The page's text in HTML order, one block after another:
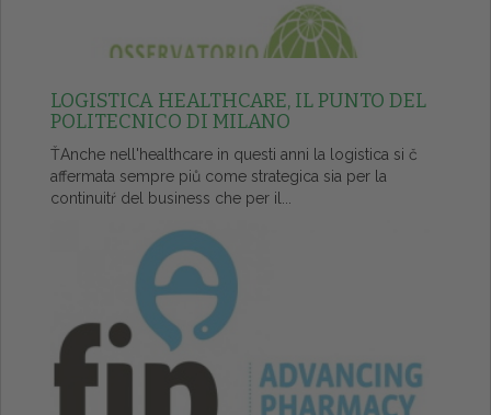
LOGISTICA HEALTHCARE, IL PUNTO DEL
POLITECNICO DI MILANO
ŤAnche nell'healthcare in questi anni la logistica si č
affermata sempre piů come strategica sia per la
continuitŕ del business che per il...